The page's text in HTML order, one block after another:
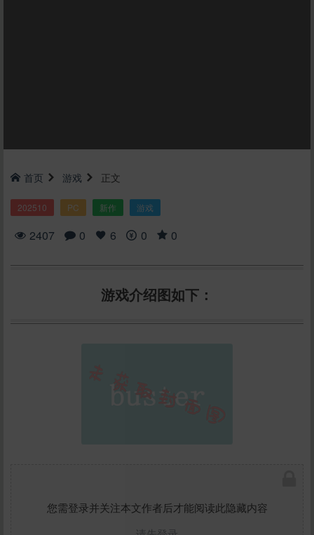
首页 游戏 正文
202510 PC 新作 游戏
2407 0 6 0 0
游戏介绍图如下：
您需登录并关注本文作者后才能阅读此隐藏内容